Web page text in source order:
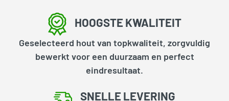
HOOGSTE KWALITEIT
Geselecteerd hout van topkwaliteit, zorgvuldig
bewerkt voor een duurzaam en perfect
eindresultaat.
SNELLE LEVERING